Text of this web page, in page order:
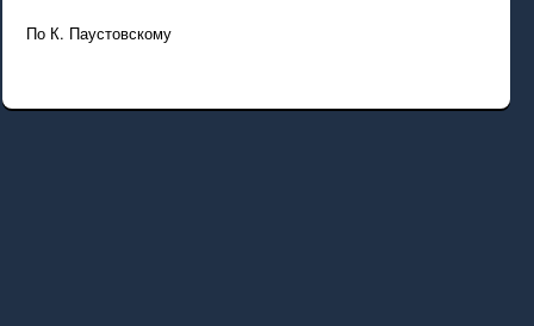
По К. Паустовскому